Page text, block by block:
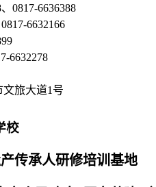
校
传承人研修培训基地
0817-6636388
6632166
6632278
旅大道1号